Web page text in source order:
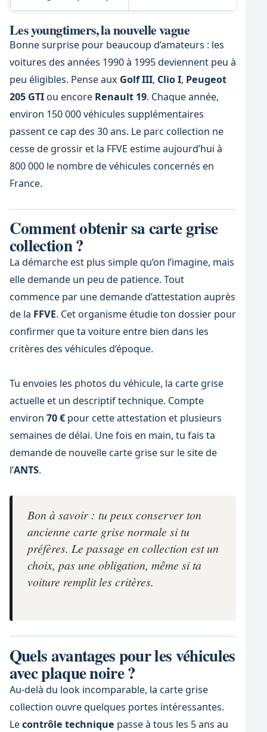
Les youngtimers, la nouvelle vague
Bonne surprise pour beaucoup d’amateurs : les
voitures des années 1990 à 1995 deviennent peu à
peu éligibles. Pense aux Golf III, Clio I, Peugeot
205 GTIou encore Renault 19. Chaque année,
environ 150 000 véhicules supplémentaires
passent ce cap des 30 ans. Le parc collection ne
cesse de grossir et la FFVE estime aujourd’hui à
800 000 le nombre de véhicules concernés en
France.
Comment obtenir sa carte grise
collection ?
La démarche est plus simple qu’on l’imagine, mais
elle demande un peu de patience. Tout
commence par une demande d’attestation auprès
de la FFVE. Cet organisme étudie ton dossier pour
confirmer que ta voiture entre bien dans les
critères des véhicules d’époque.
Tu envoies les photos du véhicule, la carte grise
actuelle et un descriptif technique. Compte
environ 70 €pour cette attestation et plusieurs
semaines de délai. Une fois en main, tu fais ta
demande de nouvelle carte grise sur le site de
l’ANTS.
Bon à savoir : tu peux conserver ton
ancienne carte grise normale si tu
préfères. Le passage en collection est un
choix, pas une obligation, même si ta
voiture remplit les critères.
Quels avantages pour les véhicules
avec plaque noire ?
Au-delà du look incomparable, la carte grise
collection ouvre quelques portes intéressantes.
Lecontrôle technique passe à tous les 5 ans au